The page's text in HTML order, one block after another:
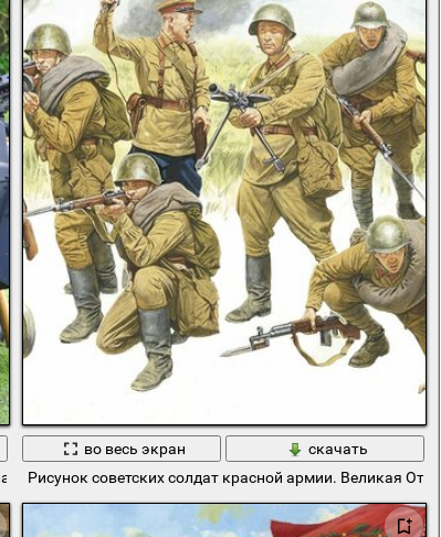
вооружении немецкой армии
во весь экран
скачать
Рисунок советских солдат красной армии. Великая